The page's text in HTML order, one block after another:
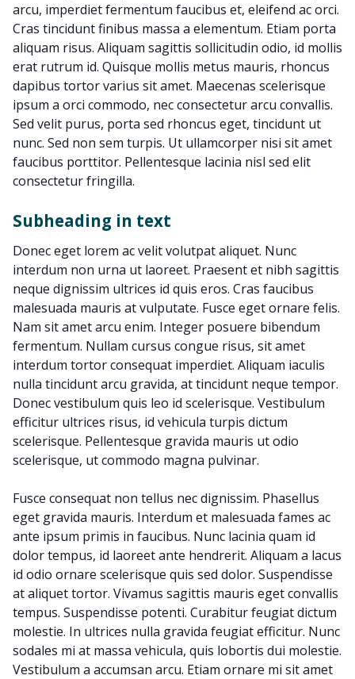
arcu, imperdiet fermentum faucibus et, eleifend ac orci.
Cras tincidunt finibus massa a elementum. Etiam porta
aliquam risus. Aliquam sagittis sollicitudin odio, id mollis
erat rutrum id. Quisque mollis metus mauris, rhoncus
dapibus tortor varius sit amet. Maecenas scelerisque
ipsum a orci commodo, nec consectetur arcu convallis.
Sed velit purus, porta sed rhoncus eget, tincidunt ut
nunc. Sed non sem turpis. Ut ullamcorper nisi sit amet
faucibus porttitor. Pellentesque lacinia nisl sed elit
consectetur fringilla.
Subheading in text
Donec eget lorem ac velit volutpat aliquet. Nunc
interdum non urna ut laoreet. Praesent et nibh sagittis
neque dignissim ultrices id quis eros. Cras faucibus
malesuada mauris at vulputate. Fusce eget ornare felis.
Nam sit amet arcu enim. Integer posuere bibendum
fermentum. Nullam cursus congue risus, sit amet
interdum tortor consequat imperdiet. Aliquam iaculis
nulla tincidunt arcu gravida, at tincidunt neque tempor.
Donec vestibulum quis leo id scelerisque. Vestibulum
efficitur ultrices risus, id vehicula turpis dictum
scelerisque. Pellentesque gravida mauris ut odio
scelerisque, ut commodo magna pulvinar.
Fusce consequat non tellus nec dignissim. Phasellus
eget gravida mauris. Interdum et malesuada fames ac
ante ipsum primis in faucibus. Nunc lacinia quam id
dolor tempus, id laoreet ante hendrerit. Aliquam a lacus
id odio ornare scelerisque quis sed dolor. Suspendisse
at aliquet tortor. Vivamus sagittis mauris eget convallis
tempus. Suspendisse potenti. Curabitur feugiat dictum
molestie. In ultrices nulla gravida feugiat efficitur. Nunc
sodales mi at massa vehicula, quis lobortis dui molestie.
Vestibulum a accumsan arcu. Etiam ornare mi sit amet